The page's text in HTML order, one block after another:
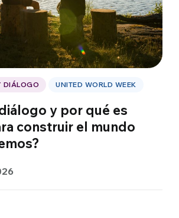
DIÁLOGO UNITED WORLD WEEK
y por qué es
construir el mundo